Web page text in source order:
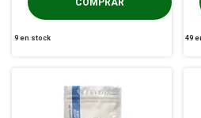
9en stock 49